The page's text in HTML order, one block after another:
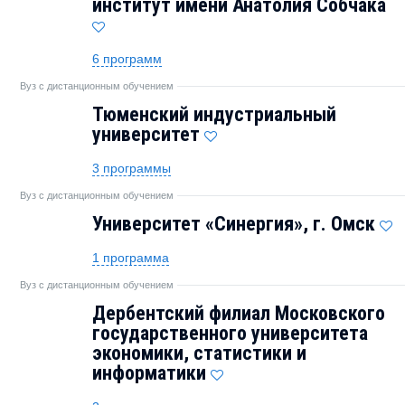
институт имени Анатолия Собчака
6 программ
Вуз с дистанционным обучением
Тюменский индустриальный
университет
3 программы
Вуз с дистанционным обучением
Университет «Синергия», г. Омск
1 программа
Вуз с дистанционным обучением
Дербентский филиал Московского
государственного университета
экономики, статистики и
информатики